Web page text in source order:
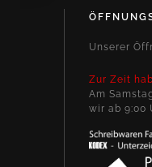
Unserer
Zur Zeit
Am
wir ab 9:00